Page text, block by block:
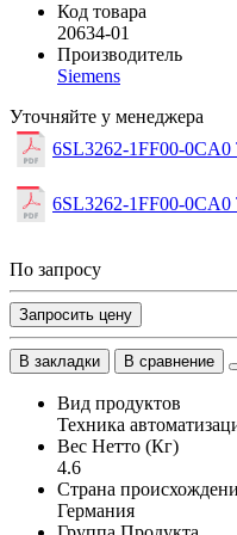
Код товара
20634-01
Производитель
Siemens
Уточняйте у менеджера
6SL3262-1FF00-0CA0
6SL3262-1FF00-0CA0
По запросу
Запросить цену
В закладки В сравнение
Вид продуктов
Техника
Вес Нетто (Кг)
4.6
Страна
Германия